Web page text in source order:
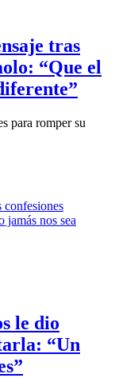
tras
“Que el
para romper su
le dio
“Un